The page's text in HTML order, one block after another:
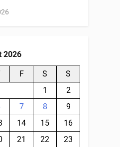
2026
F S
S
1
2
7 8
9
14 15
16
21 22 23